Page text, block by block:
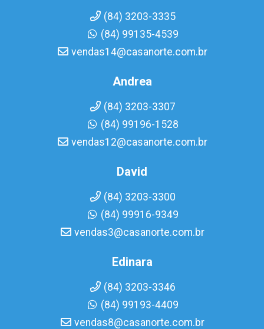
(84) 3203-3335
(84) 99135-4539
vendas14@casanorte.com.br
Andrea
(84) 3203-3307
(84) 99196-1528
vendas12@casanorte.com.br
David
(84) 3203-3300
(84) 99916-9349
vendas3@casanorte.com.br
Edinara
(84) 3203-3346
(84) 99193-4409
vendas8@casanorte.com.br